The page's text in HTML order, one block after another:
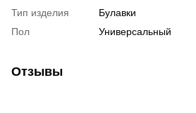
Тип изделия
Булавки
Пол
Универсальный
Отзывы